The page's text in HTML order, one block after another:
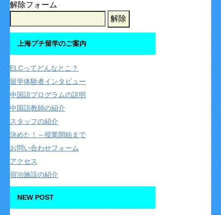
解除フォーム
上海プチ留学のご案内
ELCってどんなとこ？
留学体験者インタビュー
中国語プログラムの説明
中国語教師の紹介
スタッフの紹介
決めた！～授業開始まで
お問い合わせフォーム
アクセス
宿泊施設の紹介
NEW POST